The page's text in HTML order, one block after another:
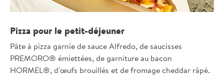
Pizza pour le petit-déjeuner
Pâte à pizza garnie de sauce Alfredo, de saucisses
PREMORO® émiettées, de garniture au bacon
HORMEL®, d'œufs brouillés et de fromage cheddar râpé.